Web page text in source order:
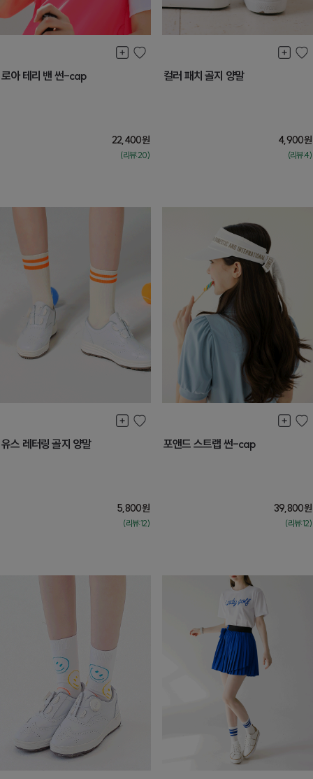
로아 테리 밴 썬-cap
22,400원
(리뷰:20)
컬러 패치 골지 양말
4,900원
(리뷰:4)
유스 레터링 골지 양말
5,800원
(리뷰:12)
포앤드 스트랩 썬-cap
39,800원
(리뷰:12)